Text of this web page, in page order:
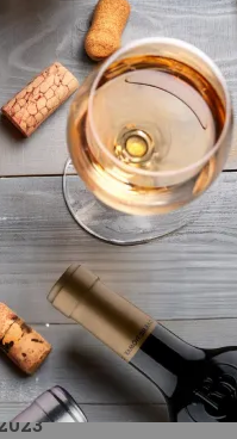
Origense elabora
Pedro Ximénez
uvas se pasifican de
de esparto. El PX
y moscatel y es
de botánicos,
como el
(cilantro, canela,
el vino aromatizado
de roble. El resultado
con la singularidad
clase y disfrute, a
Peñíny oro en